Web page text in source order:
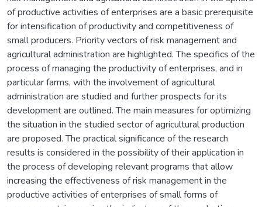
of productive activities of enterprises are a basic prerequisite
for intensification of productivity and competitiveness of
small producers. Priority vectors of risk management and
agricultural administration are highlighted. The specifics of the
process of managing the productivity of enterprises, and in
particular farms, with the involvement of agricultural
administration are studied and further prospects for its
development are outlined. The main measures for optimizing
the situation in the studied sector of agricultural production
are proposed. The practical significance of the research
results is considered in the possibility of their application in
the process of developing relevant programs that allow
increasing the effectiveness of risk management in the
productive activities of enterprises of small forms of